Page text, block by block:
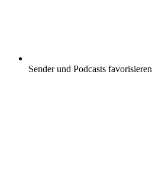
Sender und Podcasts favorisieren